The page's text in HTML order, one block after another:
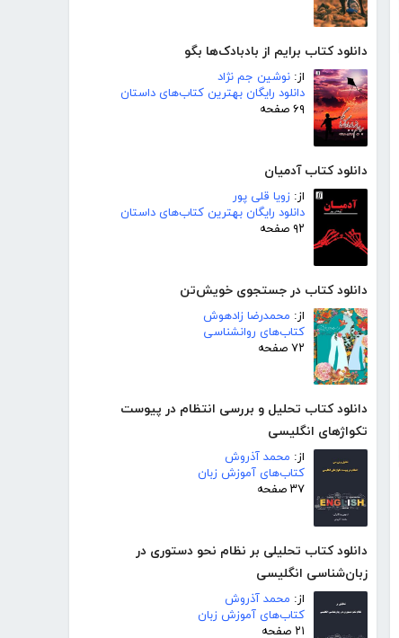
دانلود کتاب برایم از بادبادک‌ها بگو
از: نوشین جم نژاد
دانلود رایگان بهترین کتاب‌های داستان
۶۹ صفحه
دانلود کتاب آدمیان
از: زویا قلی پور
دانلود رایگان بهترین کتاب‌های داستان
۹۲ صفحه
دانلود کتاب در جستجوی خویش‌تن
از: محمدرضا زادهوش
کتاب‌های روانشناسی
۷۲ صفحه
دانلود کتاب تحلیل و بررسی انتظام در پیوست
تکواژهای انگلیسی
از: محمد آذروش
کتاب‌های آموزش زبان
۳۷ صفحه
دانلود کتاب تحلیلی بر نظام نحو دستوری در
زبان‌شناسی انگلیسی
از: محمد آذروش
کتاب‌های آموزش زبان
۲۱ صفحه